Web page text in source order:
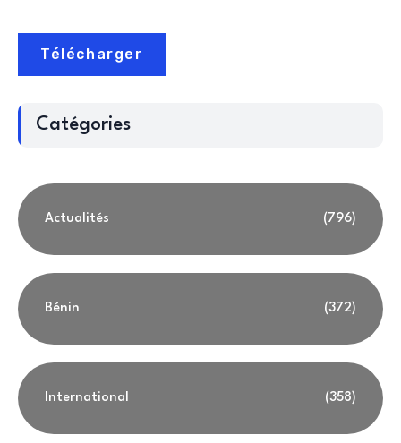
Télécharger
Catégories
Actualités (796)
Bénin (372)
International (358)